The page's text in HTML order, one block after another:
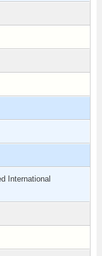
International